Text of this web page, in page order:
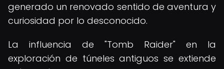
generado un renovado sentido de aventura y
curiosidad por lo desconocido.
La influencia de "Tomb Raider" en la
exploración de túneles antiguos se extiende